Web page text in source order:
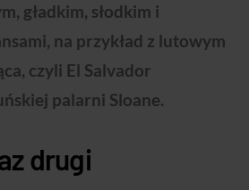
gładkim, słodkim i
na przykład z lutowym
czyli El Salvador
palarni Sloane.
drugi